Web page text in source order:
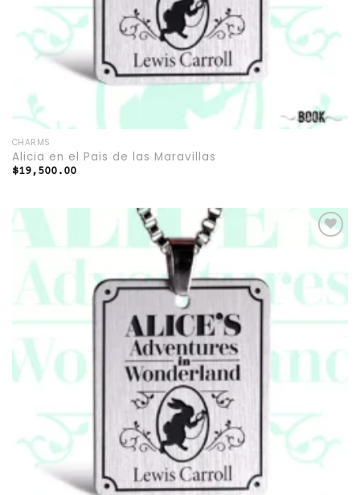
CHARMS
Alicia en el Pais de las Maravillas
$19,500.00
Add to